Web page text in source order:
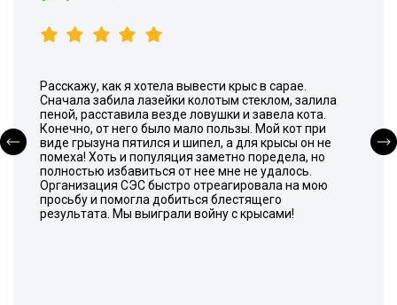
Расскажу, как я хотела вывести крыс в сарае.
Сначала забила лазейки колотым стеклом, залила
пеной, расставила везде ловушки и завела кота.
Конечно, от него было мало пользы. Мой кот при
виде грызуна пятился и шипел, а для крысы он не
помеха! Хоть и популяция заметно поредела, но
полностью избавиться от нее мне не удалось.
Организация СЭС быстро отреагировала на мою
просьбу и помогла добиться блестящего
результата. Мы выиграли войну с крысами!